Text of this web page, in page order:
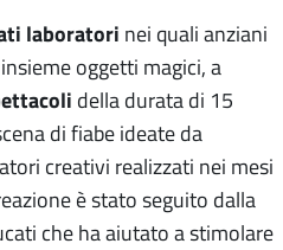
laboratori nei quali anziani
oggetti magici, a
della durata di 15
di fiabe ideate da
creativi realizzati nei mesi
è stato seguito dalla
che ha aiutato a stimolare